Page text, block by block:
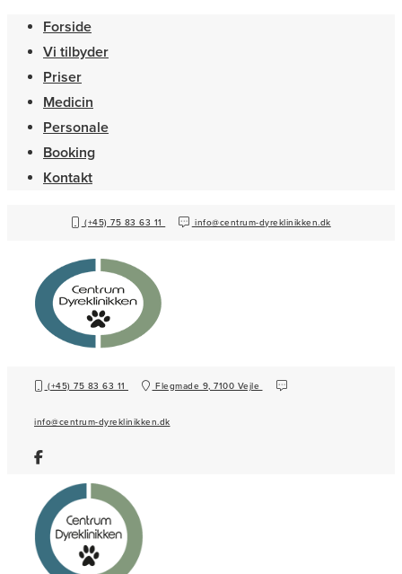
Forside
Vi tilbyder
Priser
Medicin
Personale
Booking
Kontakt
(+45) 75 83 63 11 info@centrum-dyreklinikken.dk
(+45) 75 83 63 11 Flegmade 9, 7100 Vejle
info@centrum-dyreklinikken.dk